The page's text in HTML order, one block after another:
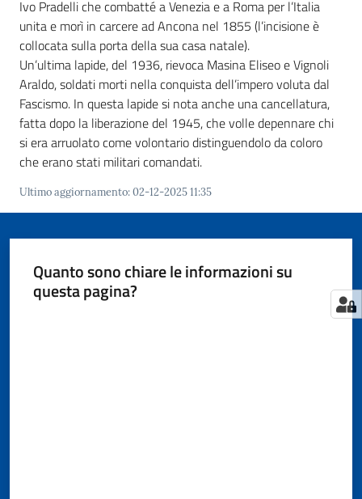
Ivo Pradelli che combatté a Venezia e a Roma per l’Italia
unita e morì in carcere ad Ancona nel 1855 (l’incisione è
collocata sulla porta della sua casa natale).
Un’ultima lapide, del 1936, rievoca Masina Eliseo e Vignoli
Araldo, soldati morti nella conquista dell’impero voluta dal
Fascismo. In questa lapide si nota anche una cancellatura,
fatta dopo la liberazione del 1945, che volle depennare chi
si era arruolato come volontario distinguendolo da coloro
che erano stati militari comandati.
Ultimo aggiornamento:02-12-2025 11:35
Quanto sono chiare le informazioni su
questa pagina?